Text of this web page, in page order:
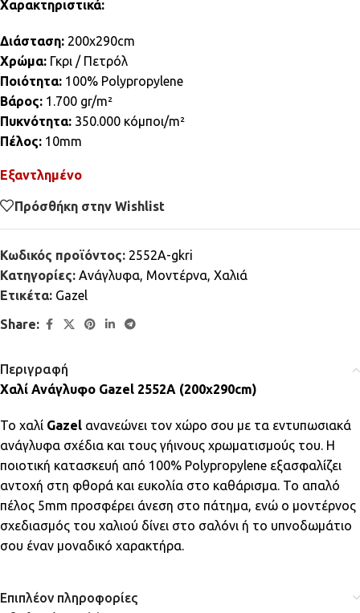
Χαρακτηριστικά:
Διάσταση: 200x290cm
Χρώμα: Γκρι / Πετρόλ
Ποιότητα: 100% Polypropylene
Βάρος: 1.700 gr/m²
Πυκνότητα: 350.000 κόμποι/m²
Πέλος: 10mm
Εξαντλημένο
Πρόσθήκη στην Wishlist
Κωδικός προϊόντος: 2552A-gkri
Κατηγορίες: Ανάγλυφα, Μοντέρνα, Χαλιά
Ετικέτα: Gazel
Share:
Περιγραφή
Χαλί Ανάγλυφο Gazel 2552A (200x290cm)
Το χαλί Gazel ανανεώνει τον χώρο σου με τα εντυπωσιακά
ανάγλυφα σχέδια και τους γήινους χρωματισμούς του. Η
ποιοτική κατασκευή από 100% Polypropylene εξασφαλίζει
αντοχή στη φθορά και ευκολία στο καθάρισμα. Το απαλό
πέλος 5mm προσφέρει άνεση στο πάτημα, ενώ ο μοντέρνος
σχεδιασμός του χαλιού δίνει στο σαλόνι ή το υπνοδωμάτιο
σου έναν μοναδικό χαρακτήρα.
Επιπλέον πληροφορίες